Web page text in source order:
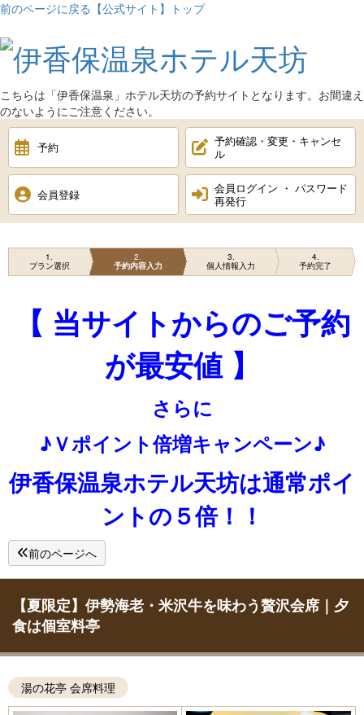
前のページに戻る 【公式サイト】トップ
こちらは「伊香保温泉 」ホテル天坊の予約サイトとなります。お間違え
のないようにご注意ください。
予約
予約確認・変更・キャンセ
ル
会員登録
会員ログイン ・ パスワード
再発行
1
プラン選択
2
予約内容入力
3
個人情報入力
4
予約完了
【 当サイトからのご予約
が最安値 】
さらに
♪Ｖポイント倍増キャンペーン♪
伊香保温泉ホテル天坊は通常ポイ
ントの５倍！！
前のページへ
【夏限定】伊勢海老・米沢牛を味わう贅沢会席｜夕
食は個室料亭
湯の花亭 会席料理